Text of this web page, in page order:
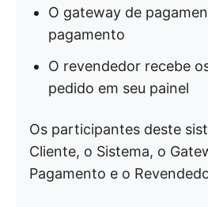
O gateway de
pagamento
O revendedor recebe
pedido em seu painel
Os participantes deste
Cliente, o Sistema, o
Pagamento e o